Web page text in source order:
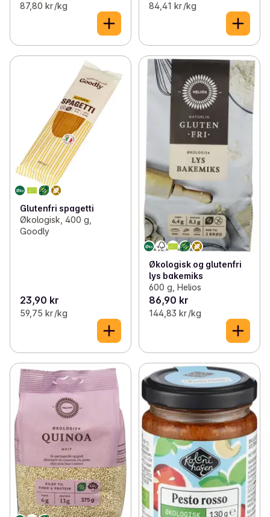
87,80 kr /kg 84,41 kr /kg
Glutenfri spagetti
Økologisk, 400 g,
Goodly
23,90 kr
59,75 kr /kg
Økologisk og glutenfri
lys bakemiks
600 g, Helios
86,90 kr
144,83 kr /kg